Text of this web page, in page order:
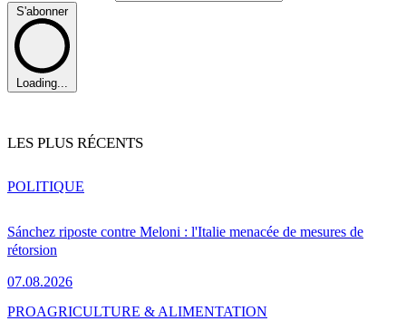
S'abonner
Loading...
LES PLUS RÉCENTS
Sánchez riposte contre Meloni : l'Italie menacée de mesures de
rétorsion
07.08.2026
POLITIQUE
PROAGRICULTURE & ALIMENTATION